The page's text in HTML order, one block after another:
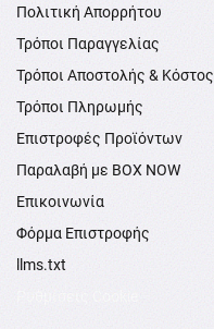
Πολιτική Απορρήτου
Τρόποι Παραγγελίας
Τρόποι Αποστολής & Κόστος
Τρόποι Πληρωμής
Επιστροφές Προϊόντων
Παραλαβή με BOX NOW
Επικοινωνία
Φόρμα Επιστροφής
llms.txt